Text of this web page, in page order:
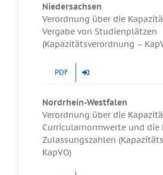
Niedersachsen
Verordnung über die
Vergabe von Studienplätzen
(Kapazitätsverordnung –
PDF
Nordrhein-Westfalen
Verordnung über die
Curricularnormwerte und die
Zulassungszahlen
KapVO)